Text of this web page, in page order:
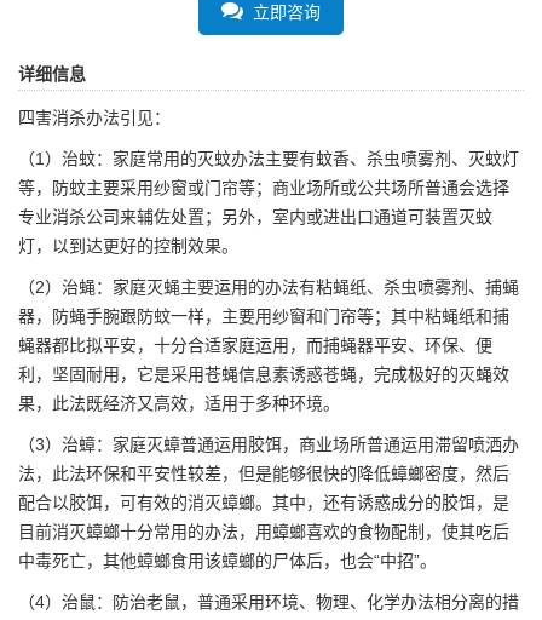
立即咨询
详细信息
四害消杀办法引见：
（1）治蚊：家庭常用的灭蚊办法主要有蚊香、杀虫喷雾剂、灭蚊灯
等，防蚊主要采用纱窗或门帘等；商业场所或公共场所普通会选择
专业消杀公司来辅佐处置；另外，室内或进出口通道可装置灭蚊
灯，以到达更好的控制效果。
（2）治蝇：家庭灭蝇主要运用的办法有粘蝇纸、杀虫喷雾剂、捕蝇
器，防蝇手腕跟防蚊一样，主要用纱窗和门帘等；其中粘蝇纸和捕
蝇器都比拟平安，十分合适家庭运用，而捕蝇器平安、环保、便
利，坚固耐用，它是采用苍蝇信息素诱惑苍蝇，完成极好的灭蝇效
果，此法既经济又高效，适用于多种环境。
（3）治蟑：家庭灭蟑普通运用胶饵，商业场所普通运用滞留喷洒办
法，此法环保和平安性较差，但是能够很快的降低蟑螂密度，然后
配合以胶饵，可有效的消灭蟑螂。其中，还有诱惑成分的胶饵，是
目前消灭蟑螂十分常用的办法，用蟑螂喜欢的食物配制，使其吃后
中毒死亡，其他蟑螂食用该蟑螂的尸体后，也会“中招”。
（4）治鼠：防治老鼠，普通采用环境、物理、化学办法相分离的措